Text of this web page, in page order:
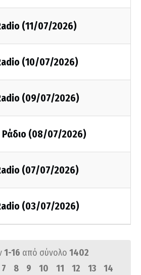
(11/07/2026)
(10/07/2026)
(09/07/2026)
(08/07/2026)
(07/07/2026)
(03/07/2026)
1-16 από σύνολο 1402
7 8 9 10 11 12 13
14